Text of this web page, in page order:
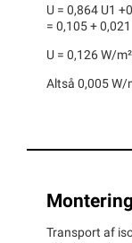
U = 0,864 U1
= 0,105 + 0,021
U = 0,126 W/
Altså 0,005 W/
Montering
Transport af